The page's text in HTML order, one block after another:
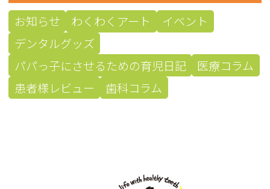
お知らせ わくわくアート
イベント
デンタルグッズ
パパっ子にさせるための育児日記
医療コラム
患者様レビュー
歯科コラム